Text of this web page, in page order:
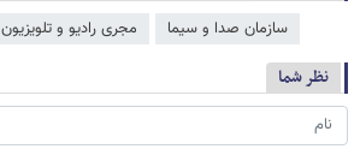
سازمان صدا و سیما مجری رادیو و تلویزیون
نظر شما